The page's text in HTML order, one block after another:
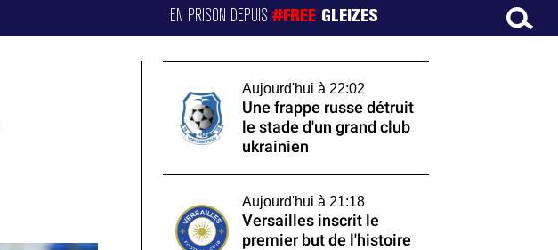
EN PRISON DEPUIS#FREE GLEIZES
Aujourd'hui à 22:02
Une frappe russe détruit
le stade d'un grand club
ukrainien
Aujourd'hui à 21:18
Versailles inscrit le
premier but de l'histoire